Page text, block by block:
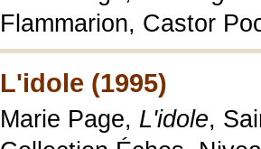
Flammarion, Castor
L'idole (1995)
Marie Page, L'idole,